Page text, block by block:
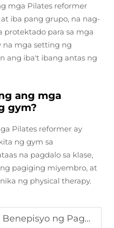
mga Pilates reformer
iba pang grupo, na nag-
protektado para sa mga
na mga setting ng
ang iba't ibang antas ng
ang mga
gym?
Pilates reformer ay
ng gym sa
na pagdalo sa klase,
pagiging miyembro, at
ng physical therapy.
ng Trampolin para sa Pagbaba ng Timbang